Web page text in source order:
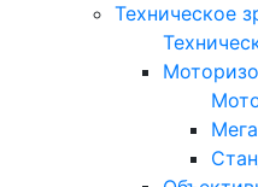
Техническое